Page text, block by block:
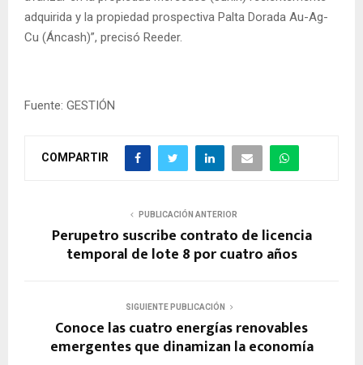
adquirida y la propiedad prospectiva Palta Dorada Au-Ag-
Cu (Áncash)”, precisó Reeder.
Fuente: GESTIÓN
COMPARTIR
PUBLICACIÓN ANTERIOR
Perupetro suscribe contrato de licencia
temporal de lote 8 por cuatro años
SIGUIENTE PUBLICACIÓN
Conoce las cuatro energías renovables
emergentes que dinamizan la economía